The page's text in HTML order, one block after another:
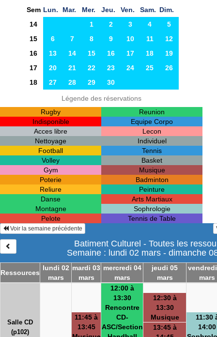
Sem Lun. Mar. Mer. Jeu. Ven. Sam. Dim.
14
1 2 3 4
5
15
6 7 8 9 10 11
12
16
13 14 15 16 17 18
19
17
20 21 22 23 24 25
26
18
27 28 29 30
Légende des réservations
Rugby
Reunion
Indisponible
Equipe Corpo
Acces libre
Lecon
Nettoyage
Individuel
Football
Tennis
Volley
Basket
Gym
Musique
Poterie
Badminton
Reliure
Peinture
Danse
Arts Martiaux
Montagne
Sophrologie
Pelote
Tennis de Table
Voir la semaine précédente
Batiment Culturel - Toutes les
Semaine : lundi 02 mars - dimanche
Ressources
lundi 02
mars
mardi 03
mars
mercredi 04
mars
jeudi 05
mars
mars
Salle CD
(p102)
11:45 à
13:45
12:00 à
13:30
Rencontre
CD-
ASC/Section
12:30 à
13:30
Musique
13:45 à
11:30
14:00